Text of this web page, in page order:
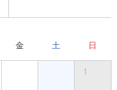
金 土 日
1